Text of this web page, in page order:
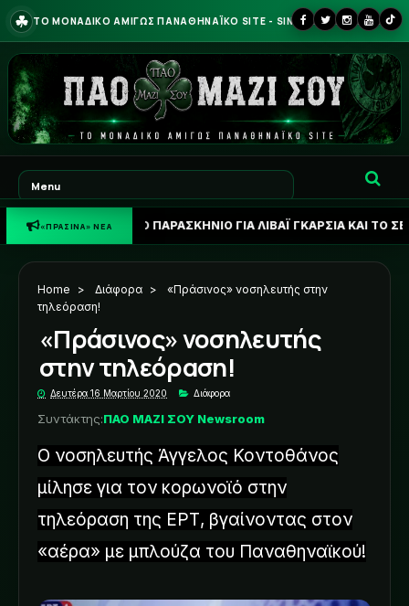
☘ ΤΟ ΜΟΝΑΔΙΚΟ ΑΜΙΓΩΣ ΠΑΝΑΘΗΝΑΪΚΟ SITE - SINCE 2013
«ΠΡΑΣΙΝΑ» ΝΕΑ
ΤΟ ΠΑΡΑΣΚΗΝΙΟ ΓΙΑ ΛΙΒΑΪ ΓΚΑΡΣΙΑ ΚΑΙ ΤΟ ΣΕΝΑΡΙΟ ΓΙΑ
Home > Διάφορα >
«Πράσινος» νοσηλευτής στην
τηλεόραση!
«Πράσινος» νοσηλευτής
στην τηλεόραση!
Δευτέρα 16 Μαρτίου 2020 Διάφορα
Συντάκτης:ΠΑΟ ΜΑΖΙ ΣΟΥ Newsroom
Ο νοσηλευτής Άγγελος Κοντοθάνος
μίλησε για τον κορωνοϊό στην
τηλεόραση της ΕΡΤ, βγαίνοντας στον
«αέρα» με μπλούζα του Παναθηναϊκού!